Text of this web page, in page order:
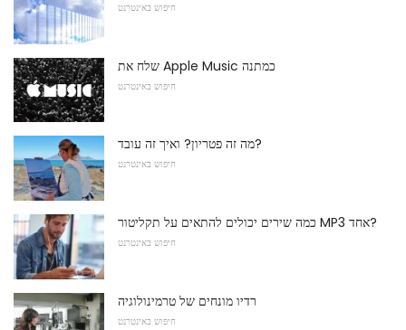
חיפוש באינטרנט
שלח את Apple Music כמתנה
חיפוש באינטרנט
מה זה פטריון? ואיך זה עובד?
חיפוש באינטרנט
כמה שירים יכולים להתאים על תקליטור MP3 אחד?
חיפוש באינטרנט
רדיו מונחים של טרמינולוגיה
חיפוש באינטרנט